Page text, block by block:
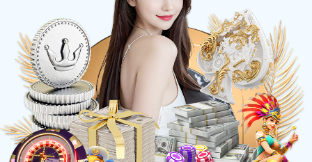
星级酒店集中空调通风系统卫生检测报
告怎么做？
时间：2025-03-21 访问量：1072